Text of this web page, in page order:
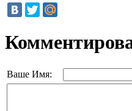
Ваше Имя: